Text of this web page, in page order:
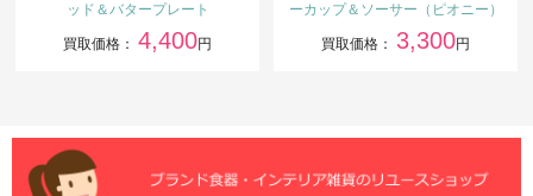
ッド＆バタープレート
買取価格： 4,400円
ーカップ＆ソーサー（ピオニー）
買取価格： 3,300円